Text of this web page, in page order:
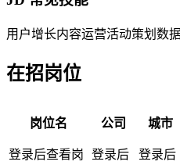
用户增长内容运营活动策划 数
在招岗位
岗位名 公司 城市
登录后查看岗
登录后
登录后